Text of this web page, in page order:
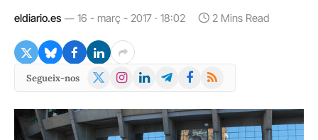
eldiario.es 16 - març - 2017 · 18:02 2 Mins Read
Segueix-nos
X
Instagram
LinkedInTelegramFacebook
RSS